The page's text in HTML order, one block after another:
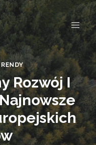
Rozwój I